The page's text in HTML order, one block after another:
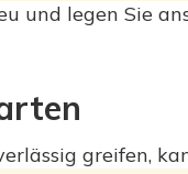
und legen Sie
greifen,